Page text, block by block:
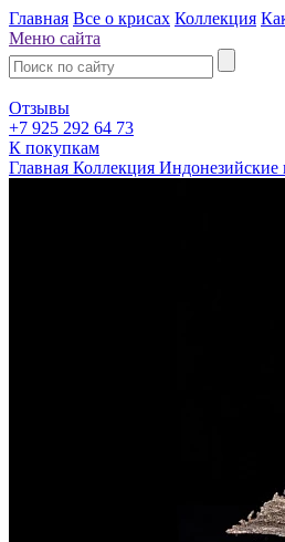
Главная Все о крисах Коллекция
Меню сайта
Отзывы
+7 925 292 64 73
К покупкам
Главная Коллекция